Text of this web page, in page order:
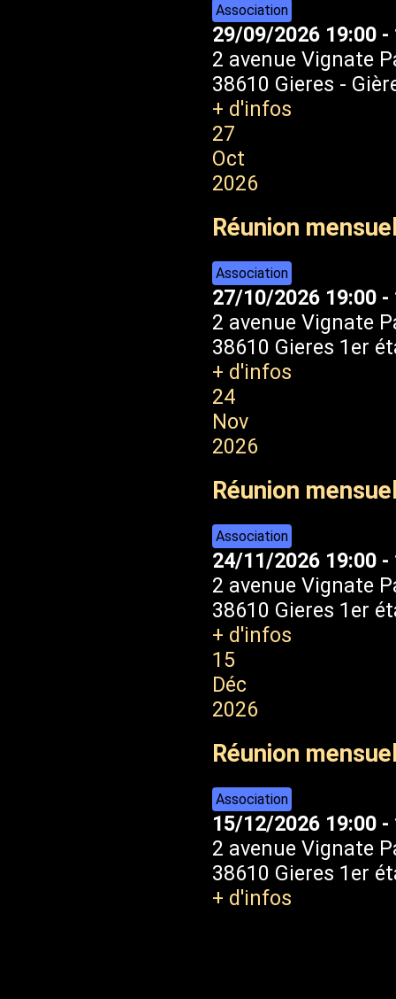
Association
29/09/2026 19:00 -
2 avenue Vignate
38610 Gieres -
+ d'infos
27
Oct
2026
Réunion
Association
27/10/2026 19:00 -
2 avenue Vignate
38610 Gieres 1er
+ d'infos
24
Nov
2026
Réunion
Association
24/11/2026 19:00 -
2 avenue Vignate
38610 Gieres 1er
+ d'infos
15
Déc
2026
Réunion
Association
15/12/2026 19:00 -
2 avenue Vignate
38610 Gieres 1er
+ d'infos